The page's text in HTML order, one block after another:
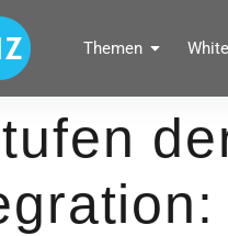
Blog für Unternehmen by
Themen